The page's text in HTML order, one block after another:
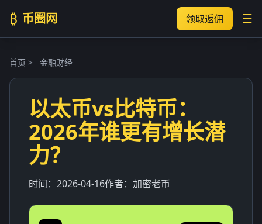
₿ 币圈网 领取返佣 ☰
首页 > 金融财经
以太币vs比特币：
2026年谁更有增长潜
力？
时间： 2026-04-16作者： 加密老币